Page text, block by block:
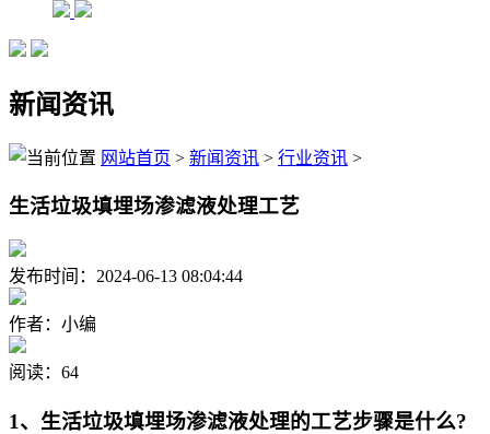
新闻资讯
网站首页 > 新闻资讯 > 行业资讯 >
生活垃圾填埋场渗滤液处理工艺
发布时间：2024-06-13 08:04:44
作者：小编
阅读：64
1、生活垃圾填埋场渗滤液处理的工艺步骤是什么?